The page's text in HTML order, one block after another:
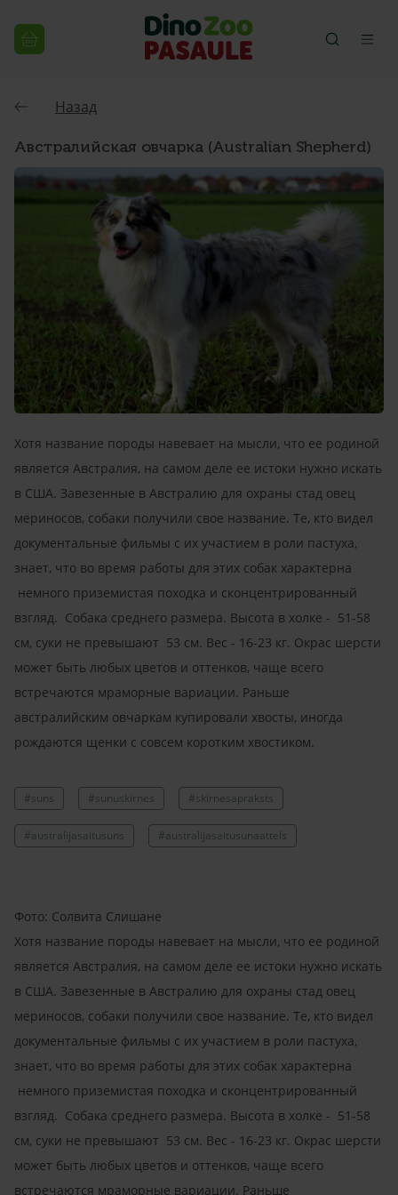
Назад
Австралийская овчарка (Australian Shepherd)
Хотя название породы навевает на мысли, что ее родиной
является Австралия, на самом деле ее истоки нужно искать
в США. Завезенные в Австралию для охраны стад овец
мериносов, собаки получили свое название. Те, кто видел
документальные фильмы с их участием в роли пастуха,
знает, что во время работы для этих собак характерна
немного приземистая походка и сконцентрированный
взгляд. Собака среднего размера. Высота в холке - 51-58
cм, суки не превышают 53 cм. Вес - 16-23 кг. Окрас шерсти
может быть любых цветов и оттенков, чаще всего
встречаются мраморные вариации. Раньше
австралийским овчаркам купировали хвосты, иногда
рождаются щенки с совсем коротким хвостиком.
#suns #sunuskirnes #skirnesapraksts
#australijasaitusuns #australijasaitusunaattels
Фото: Солвита Слишане
Хотя название породы навевает на мысли, что ее родиной
является Австралия, на самом деле ее истоки нужно искать
в США. Завезенные в Австралию для охраны стад овец
мериносов, собаки получили свое название. Те, кто видел
документальные фильмы с их участием в роли пастуха,
знает, что во время работы для этих собак характерна
немного приземистая походка и сконцентрированный
взгляд. Собака среднего размера. Высота в холке - 51-58
cм, суки не превышают 53 cм. Вес - 16-23 кг. Окрас шерсти
может быть любых цветов и оттенков, чаще всего
встречаются мраморные вариации. Раньше